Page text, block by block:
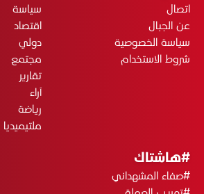
اتصال
عن الجبال
سياسة الخصوصية
شروط الاستخدام
سياسة
اقتصاد
دولي
مجتمع
تقارير
آراء
رياضة
ملتيميديا
#هاشتاك
#صفاء المشهداني